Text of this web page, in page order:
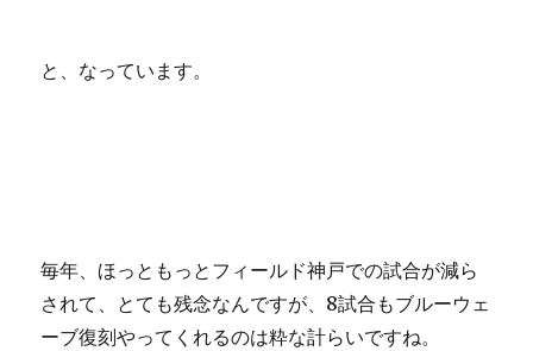
と、なっています。
毎年、ほっともっとフィールド神戸での試合が減ら
されて、とても残念なんですが、8試合もブルーウェ
ーブ復刻やってくれるのは粋な計らいですね。